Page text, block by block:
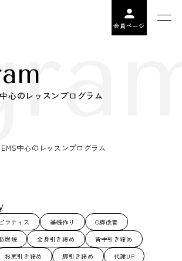
会員ページ
心のレッスンプログラム
中心のレッスンプログラム
ラティス 基礎作り
O脚改善
燃焼 全身引き締め
背中引き締め
お尻引き締め 脚引き締め
代謝UP